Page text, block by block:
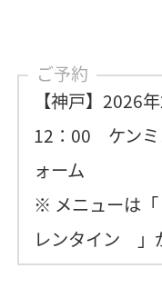
ご予約
【神戸】2026
12：00 ケンミ
ォーム
※ メニューは
レンタイン 」